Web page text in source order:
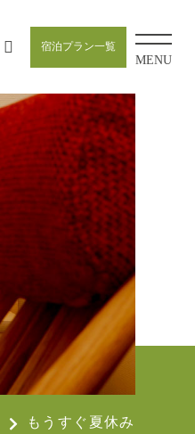
宿泊プラン一覧
MENU
もうすぐ夏休み